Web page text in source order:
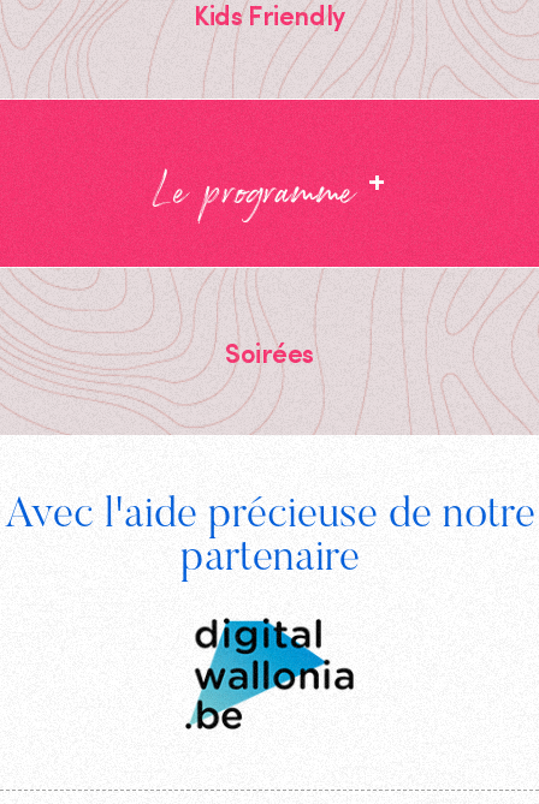
Kids Friendly
Le programme +
Soirées
Avec l'aide précieuse de notre
partenaireDigital